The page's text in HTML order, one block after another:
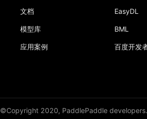
文档
模型库
应用案例
EasyDL
BML
百度开发
©Copyright 2020, PaddlePaddle developers.